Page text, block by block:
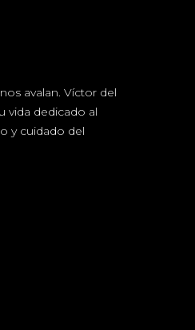
avalan. Víctor del
vida dedicado al
y cuidado del